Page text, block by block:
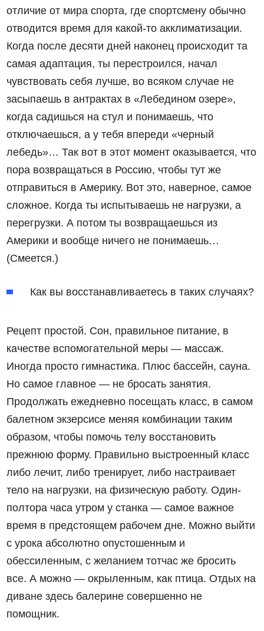
отличие от мира спорта, где спортсмену обычно
отводится время для какой-то акклиматизации.
Когда после десяти дней наконец происходит та
самая адаптация, ты перестроился, начал
чувствовать себя лучше, во всяком случае не
засыпаешь в антрактах в «Лебедином озере»,
когда садишься на стул и понимаешь, что
отключаешься, а у тебя впереди «черный
лебедь»… Так вот в этот момент оказывается, что
пора возвращаться в Россию, чтобы тут же
отправиться в Америку. Вот это, наверное, самое
сложное. Когда ты испытываешь не нагрузки, а
перегрузки. А потом ты возвращаешься из
Америки и вообще ничего не понимаешь…
(Смеется.)
Как вы восстанавливаетесь в таких случаях?
Рецепт простой. Сон, правильное питание, в
качестве вспомогательной меры — массаж.
Иногда просто гимнастика. Плюс бассейн, сауна.
Но самое главное — не бросать занятия.
Продолжать ежедневно посещать класс, в самом
балетном экзерсисе меняя комбинации таким
образом, чтобы помочь телу восстановить
прежнюю форму. Правильно выстроенный класс
либо лечит, либо тренирует, либо настраивает
тело на нагрузки, на физическую работу. Один-
полтора часа утром у станка — самое важное
время в предстоящем рабочем дне. Можно выйти
с урока абсолютно опустошенным и
обессиленным, с желанием тотчас же бросить
все. А можно — окрыленным, как птица. Отдых на
диване здесь балерине совершенно не
помощник.